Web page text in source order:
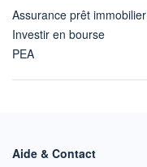
Assurance prêt immobilier
Investir en bourse
PEA
Aide & Contact